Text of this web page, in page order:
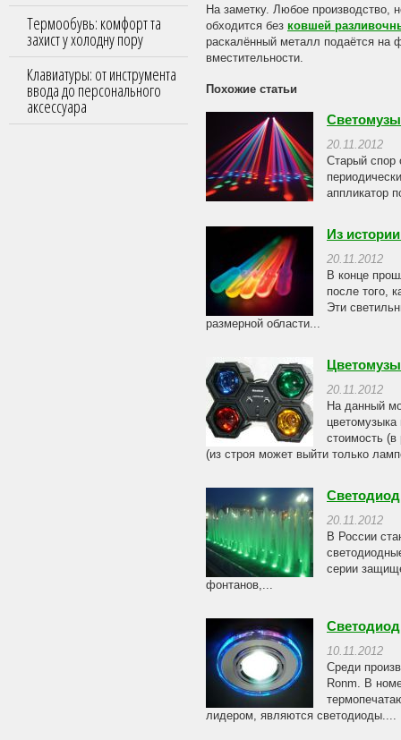
Термообувь: комфорт та
захист у холодну пору
Клавиатуры: от инструмента
ввода до персонального
аксессуара
На заметку. Любое производство,
обходится без ковшей
раскалённый металл подаётся на
вместительности.
Похожие статьи
20.11.2012
Старый спор
аппликатор
Из
20.11.2012
В конце
после того,
Эти
размерной области...
20.11.2012
На данный
стоимость (в
(из строя может выйти только
20.11.2012
В России
серии
фонтанов,...
10.11.2012
Среди
Ronm. В
лидером, являются светодиоды....